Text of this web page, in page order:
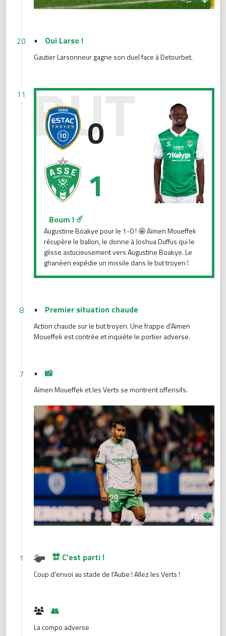
20 • Oui Larso !
Gautier Larsonneur gagne son duel face à Detourbet.
11 Boum ! ☄️
0
1
Boum ! ☄️
Augustine Boakye pour le 1-0 ! 🤩 Aïmen Moueffek
récupère le ballon, le donne à Joshua Duffus qui le
glisse astucieusement vers Augustine Boakye. Le
ghanéen expédie un missile dans le but troyen !
8 • Premier situation chaude
Action chaude sur le but troyen. Une frappe d'Aimen
Moueffek est contrée et inquiète le portier adverse.
7 • 📸
Aïmen Moueffek et les Verts se montrent offensifs.
1 🔛 C'est parti !
Coup d'envoi au stade de l'Aube ! Allez les Verts !
👥
La compo adverse